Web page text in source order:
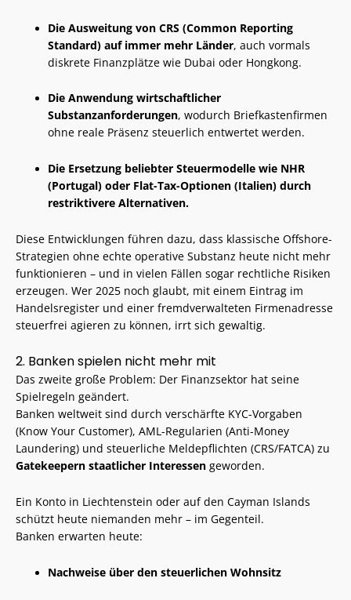
Die Ausweitung von CRS (Common Reporting
Standard) auf immer mehr Länder, auch vormals
diskrete Finanzplätze wie Dubai oder Hongkong.
Die Anwendung wirtschaftlicher
Substanzanforderungen, wodurch Briefkastenfirmen
ohne reale Präsenz steuerlich entwertet werden.
Die Ersetzung beliebter Steuermodelle wie NHR
(Portugal) oder Flat-Tax-Optionen (Italien) durch
restriktivere Alternativen.
Diese Entwicklungen führen dazu, dass klassische Offshore-
Strategien ohne echte operative Substanz heute nicht mehr
funktionieren – und in vielen Fällen sogar rechtliche Risiken
erzeugen. Wer 2025 noch glaubt, mit einem Eintrag im
Handelsregister und einer fremdverwalteten Firmenadresse
steuerfrei agieren zu können, irrt sich gewaltig.
2. Banken spielen nicht mehr mit
Das zweite große Problem: Der Finanzsektor hat seine
Spielregeln geändert.
Banken weltweit sind durch verschärfte KYC-Vorgaben
(Know Your Customer), AML-Regularien (Anti-Money
Laundering) und steuerliche Meldepflichten (CRS/FATCA) zu
Gatekeepern staatlicher Interessen geworden.
Ein Konto in Liechtenstein oder auf den Cayman Islands
schützt heute niemanden mehr – im Gegenteil.
Banken erwarten heute:
Nachweise über den steuerlichen Wohnsitz